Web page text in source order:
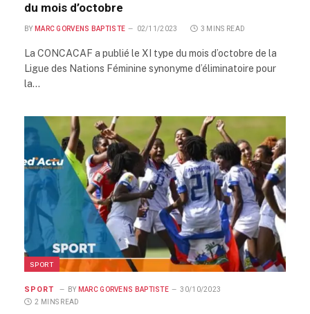
du mois d’octobre
BY MARC GORVENS BAPTISTE 02/11/2023 3 MINS READ
La CONCACAF a publié le XI type du mois d’octobre de la
Ligue des Nations Féminine synonyme d’éliminatoire pour
la…
SPORT
SPORT BY MARC GORVENS BAPTISTE
30/10/2023
2 MINS READ